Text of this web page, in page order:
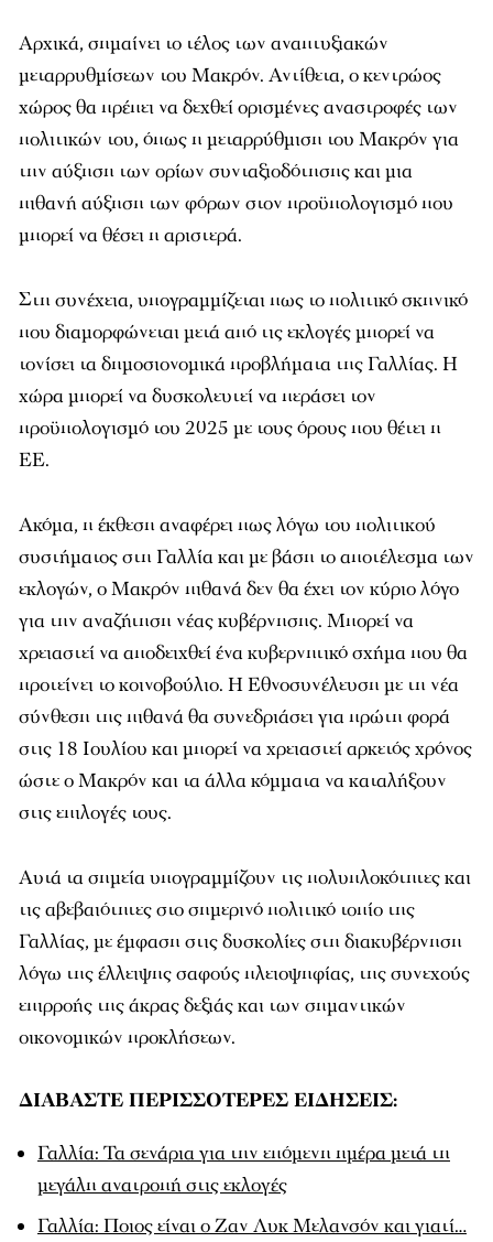
Αρχικά, σημαίνει το τέλος των αναπτυξιακών
μεταρρυθμίσεων του Μακρόν. Αντίθετα, ο κεντρώος
χώρος θα πρέπει να δεχθεί ορισμένες αναστροφές των
πολιτικών του, όπως η μεταρρύθμιση του Μακρόν για
την αύξηση των ορίων συνταξιοδότησης και μια
πιθανή αύξηση των φόρων στον προϋπολογισμό που
μπορεί να θέσει η αριστερά.
Στη συνέχεια, υπογραμμίζεται πως το πολιτικό σκηνικό
που διαμορφώνεται μετά από τις εκλογές μπορεί να
τονίσει τα δημοσιονομικά προβλήματα της Γαλλίας. Η
χώρα μπορεί να δυσκολευτεί να περάσει τον
προϋπολογισμό του 2025 με τους όρους που θέτει η
ΕΕ.
Ακόμα, η έκθεση αναφέρει πως λόγω του πολιτικού
συστήματος στη Γαλλία και με βάση το αποτέλεσμα των
εκλογών, ο Μακρόν πιθανά δεν θα έχει τον κύριο λόγο
για την αναζήτηση νέας κυβέρνησης. Μπορεί να
χρειαστεί να αποδειχθεί ένα κυβερνητικό σχήμα που θα
προτείνει το κοινοβούλιο. Η Εθνοσυνέλευση με τη νέα
σύνθεση της πιθανά θα συνεδριάσει για πρώτη φορά
στις 18 Ιουλίου και μπορεί να χρειαστεί αρκετός χρόνος
ώστε ο Μακρόν και τα άλλα κόμματα να καταλήξουν
στις επιλογές τους.
Αυτά τα σημεία υπογραμμίζουν τις πολυπλοκότητες και
τις αβεβαιότητες στο σημερινό πολιτικό τοπίο της
Γαλλίας, με έμφαση στις δυσκολίες στη διακυβέρνηση
λόγω της έλλειψης σαφούς πλειοψηφίας, της συνεχούς
επιρροής της άκρας δεξιάς και των σημαντικών
οικονομικών προκλήσεων.
ΔΙΑΒΑΣΤΕ ΠΕΡΙΣΣΟΤΕΡΕΣ ΕΙΔΗΣΕΙΣ:
Γαλλία: Τα σενάρια για την επόμενη ημέρα μετά τη
μεγάλη ανατροπή στις εκλογές
Γαλλία: Ποιος είναι ο Ζαν Λυκ Μελανσόν και γιατί…